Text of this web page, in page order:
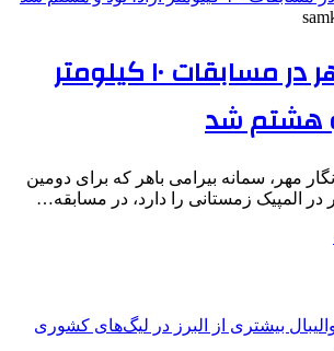
بیرامی باهر در مسابقات ۱۰ کیلومتر
و هشتم شد
مهر، سمانه بیرامی باهر که برای دومین
در المپیک زمستانی را دارد، در مسابقه…
بیشتری از البرز در لیگ‌های کشوری